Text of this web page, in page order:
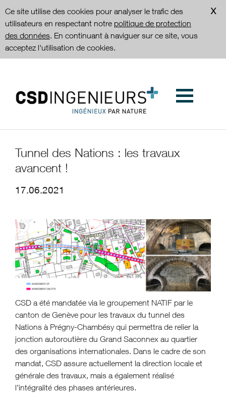
Ce site utilise des cookies pour analyser le trafic des
utilisateurs en respectant notre politique de protection
des données. En continuant à naviguer sur ce site, vous
acceptez l'utilisation de cookies.
Tunnel des Nations : les travaux
avancent !
17.06.2021
CSD a été mandatée via le groupement NATIF par le
canton de Genève pour les travaux du tunnel des
Nations à Prégny-Chambésy qui permettra de relier la
jonction autoroutière du Grand Saconnex au quartier
des organisations internationales. Dans le cadre de son
mandat, CSD assure actuellement la direction locale et
générale des travaux, mais a également réalisé
l’intégralité des phases antérieures.